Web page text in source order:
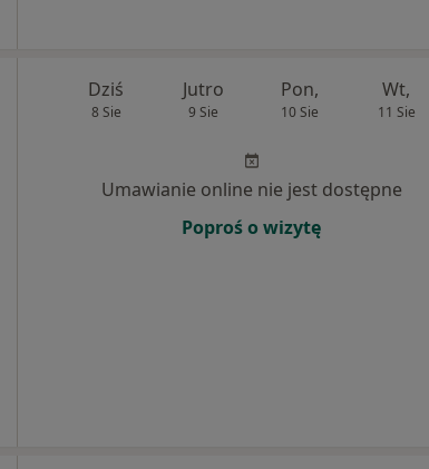
Dziś
8 Sie
Jutro
9 Sie
Pon,
10 Sie
Wt,
11 Sie
Umawianie online nie jest dostępne
Poproś o wizytę